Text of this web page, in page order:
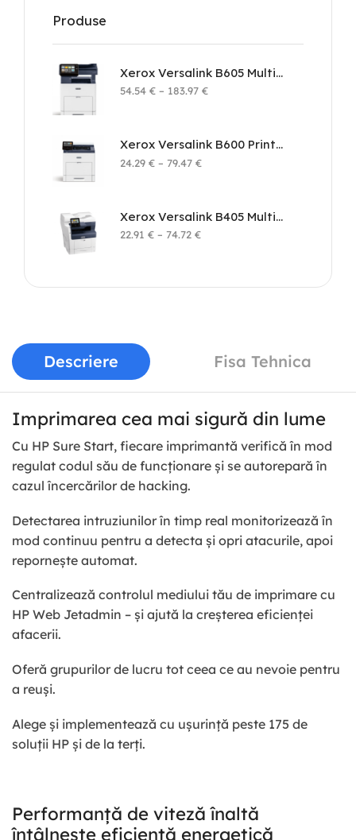
Produse
Xerox Versalink B605 Multifunction Printer
54.54 € – 183.97 €
Xerox Versalink B600 Printer
24.29 € – 79.47 €
Xerox Versalink B405 Multifunction Printer
22.91 € – 74.72 €
Descriere Fisa Tehnica
Imprimarea cea mai sigură din lume
Cu HP Sure Start, fiecare imprimantă verifică în mod
regulat codul său de funcționare și se autorepară în
cazul încercărilor de hacking.
Detectarea intruziunilor în timp real monitorizează în
mod continuu pentru a detecta și opri atacurile, apoi
repornește automat.
Centralizează controlul mediului tău de imprimare cu
HP Web Jetadmin – și ajută la creșterea eficienței
afacerii.
Oferă grupurilor de lucru tot ceea ce au nevoie pentru
a reuși.
Alege și implementează cu ușurință peste 175 de
soluții HP și de la terți.
Performanță de viteză înaltă
întâlnește eficiență energetică